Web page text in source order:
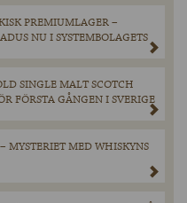
PREMIUMLAGER –
NU I SYSTEMBOLAGETS
SINGLE MALT SCOTCH
FÖRSTA GÅNGEN I SVERIGE
MYSTERIET MED WHISKYNS